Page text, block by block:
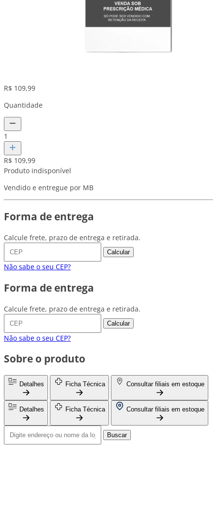
R$ 109,99
Quantidade
1
R$ 109,99
Produto indisponível
Vendido e entregue por MB
Forma de entrega
Calcule frete, prazo de entrega e retirada.
Calcular
Não sabe o seu CEP?
Forma de entrega
Calcule frete, prazo de entrega e retirada.
Calcular
Não sabe o seu CEP?
Sobre o produto
Detalhes Ficha Técnica Consultar filiais em estoque
Detalhes Ficha Técnica Consultar filiais em estoque
Buscar